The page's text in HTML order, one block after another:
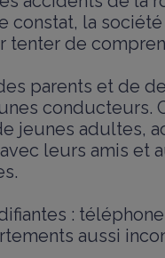
constat, la
tenter de
parents et de
conducteurs.
jeunes adultes,
leurs amis et
:
aussi